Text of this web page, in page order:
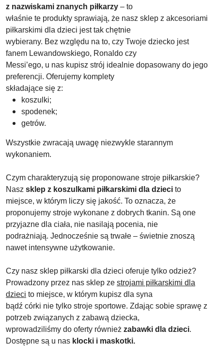
z nazwiskami znanych piłkarzy – to
właśnie te produkty sprawiają, że nasz sklep z akcesoriami
piłkarskimi dla dzieci jest tak chętnie
wybierany. Bez względu na to, czy Twoje dziecko jest
fanem Lewandowskiego, Ronaldo czy
Messi’ego, u nas kupisz strój idealnie dopasowany do jego
preferencji. Oferujemy komplety
składające się z:
koszulki;
spodenek;
getrów.
Wszystkie zwracają uwagę niezwykle starannym
wykonaniem.
Czym charakteryzują się proponowane stroje piłkarskie?
Nasz sklep z koszulkami piłkarskimi dla dzieci to
miejsce, w którym liczy się jakość. To oznacza, że
proponujemy stroje wykonane z dobrych tkanin. Są one
przyjazne dla ciała, nie nasilają pocenia, nie
podrażniają. Jednocześnie są trwałe – świetnie znoszą
nawet intensywne użytkowanie.
Czy nasz sklep piłkarski dla dzieci oferuje tylko odzież?
Prowadzony przez nas sklep ze strojami piłkarskimi dla
dzieci to miejsce, w którym kupisz dla syna
bądź córki nie tylko stroje sportowe. Zdając sobie sprawę z
potrzeb związanych z zabawą dziecka,
wprowadziliśmy do oferty również zabawki dla dzieci.
Dostępne są u nas klocki i maskotki.